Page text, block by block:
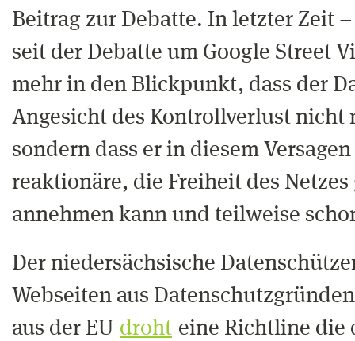
Beitrag zur Debatte. In letzter Zeit
seit der Debatte um Google Street
mehr in den Blickpunkt, dass der
Angesicht des Kontrollverlust nicht
sondern dass er in diesem
reaktionäre, die Freiheit des Netzes
annehmen kann und teilweise
Der niedersächsische
Webseiten aus
aus der EU droht eine Richtline die